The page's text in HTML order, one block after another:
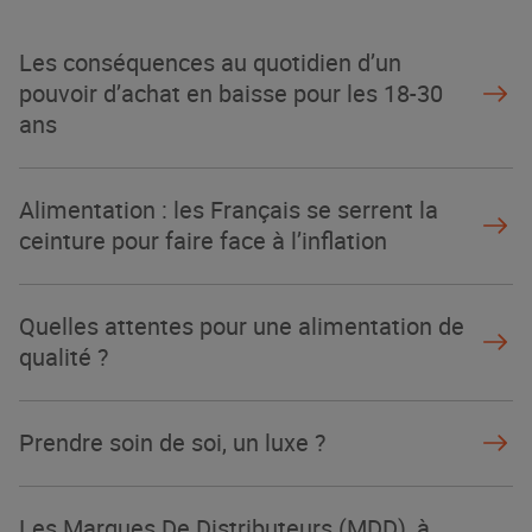
NOTRE MODÈLE
Les conséquences au quotidien d’un
pouvoir d’achat en baisse pour les 18-30
ans
Alimentation : les Français se serrent la
ceinture pour faire face à l’inflation
Quelles attentes pour une alimentation de
qualité ?
Prendre soin de soi, un luxe ?